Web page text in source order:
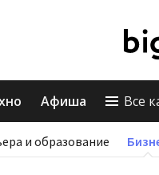
Афиша Все
и образование